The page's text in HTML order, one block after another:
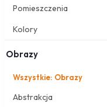
Pomieszczenia
Kolory
Obrazy
Wszystkie: Obrazy
Abstrakcja